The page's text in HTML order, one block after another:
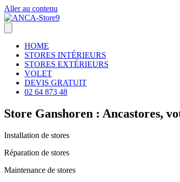
Aller au contenu
HOME
STORES INTÉRIEURS
STORES EXTÉRIEURS
VOLET
DEVIS GRATUIT
02 64 873 48
Store Ganshoren : Ancastores,
Installation de stores
Réparation de stores
Maintenance de stores